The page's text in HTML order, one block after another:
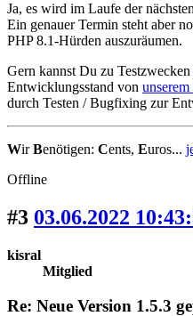
Ja, es wird im Laufe der
Ein genauer Termin steht aber
PHP 8.1-Hürden auszuräumen.
Gern kannst Du zu
Entwicklungsstand von
durch Testen / Bugfixing zur
WirBenötigen: Cents, Euros...
Offline
#3 03.06.2022
kisral
Mitglied
Re: Neue Version 1.5.3